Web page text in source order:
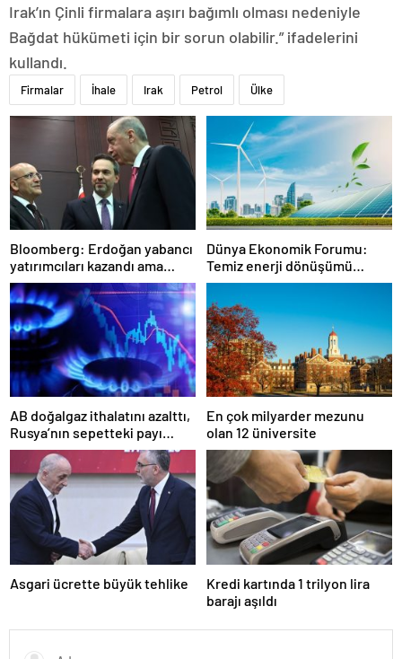
Irak’ın Çinli firmalara aşırı bağımlı olması nedeniyle
Bağdat hükümeti için bir sorun olabilir.” ifadelerini
kullandı.
Firmalar İhale Irak Petrol Ülke
Bloomberg: Erdoğan yabancı
yatırımcıları kazandı ama
bedelini Türkler ödedi
Dünya Ekonomik Forumu:
Temiz enerji dönüşümü
yavaşlıyor
AB doğalgaz ithalatını azalttı,
Rusya’nın sepetteki payı
düştü
En çok milyarder mezunu
olan 12 üniversite
Asgari ücrette büyük tehlike
Kredi kartında 1 trilyon lira
barajı aşıldı